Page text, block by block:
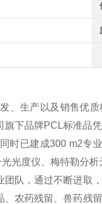
、生产以及销售优
下品牌PCL标准品
时已建成300 m2专
光度仪、梅特勒分
队，通过不断进取
农药残留、兽药残